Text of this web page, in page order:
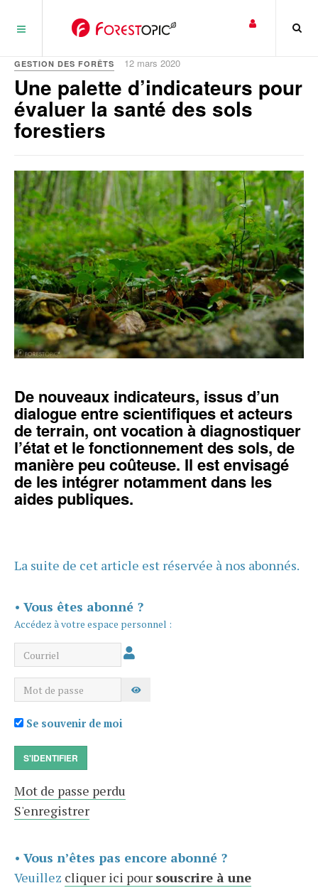
GESTION DES FORÊTS 12 mars 2020
Une palette d’indicateurs pour
évaluer la santé des sols
forestiers
De nouveaux indicateurs, issus d’un
dialogue entre scientifiques et acteurs
de terrain, ont vocation à diagnostiquer
l’état et le fonctionnement des sols, de
manière peu coûteuse. Il est envisagé
de les intégrer notamment dans les
aides publiques.
La suite de cet article est réservée à nos abonnés.
• Vous êtes abonné ?
Accédez à votre espace personnel :
Courriel
Mot de passe AFFICHER LE MOT DE PASSE
Se souvenir de moi
S'IDENTIFIER
Mot de passe perdu
S'enregistrer
• Vous n’êtes pas encore abonné ?
Veuillez cliquer ici pour souscrire à une